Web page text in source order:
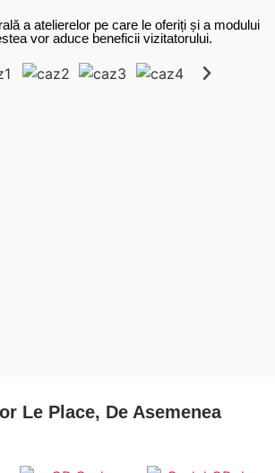
a atelierelor pe care le oferiți și a modului
vor aduce beneficii vizitatorului.
Le Place, De Asemenea